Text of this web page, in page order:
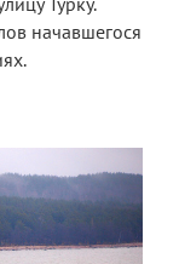
Турку.
начавшегося